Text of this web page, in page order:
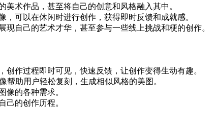
术作品，甚至将自己的创意和风格融入其中。
可以在休闲时进行创作，获得即时反馈和成就感。
自己的艺术才华，甚至参与一些线上挑战和梗的创作。
作过程即时可见，快速反馈，让创作变得生动有趣。
助用户轻松复刻，生成相似风格的美图。
像的各种需求。
己的创作历程。